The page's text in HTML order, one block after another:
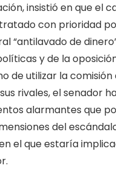
insistió en que el
con prioridad
“antilavado de
y de la
de utilizar la
rivales, el senador
alarmantes que
del
el que estaría